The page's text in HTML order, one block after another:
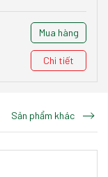
Mua hàng
Chi tiết
Sản phẩm khác